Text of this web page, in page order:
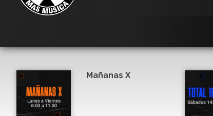
Mañanas X